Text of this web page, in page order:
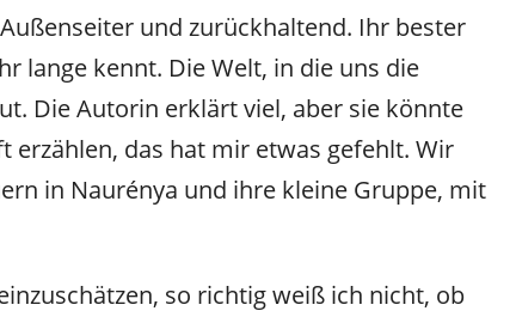
und zurückhaltend. Ihr bester
lange kennt. Die Welt, in die uns die
Die Autorin erklärt viel, aber sie könnte
erzählen, das hat mir etwas gefehlt. Wir
in Naurénya und ihre kleine Gruppe, mit
so richtig weiß ich nicht, ob